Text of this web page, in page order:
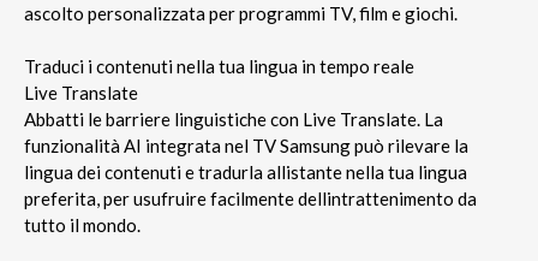
ascolto personalizzata per programmi TV, film e giochi.
Traduci i contenuti nella tua lingua in tempo reale
Live Translate
Abbatti le barriere linguistiche con Live Translate. La
funzionalità AI integrata nel TV Samsung può rilevare la
lingua dei contenuti e tradurla allistante nella tua lingua
preferita, per usufruire facilmente dellintrattenimento da
tutto il mondo.